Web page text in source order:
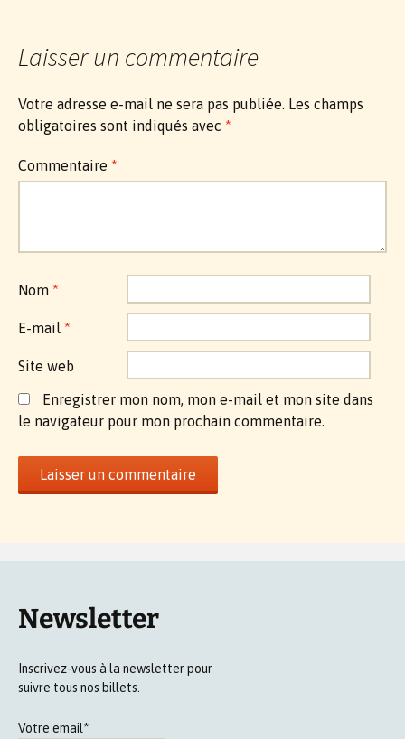
Laisser un commentaire
Votre adresse e-mail ne sera pas publiée. Les champs
obligatoires sont indiqués avec *
Commentaire *
Nom *
E-mail *
Site web
Enregistrer mon nom, mon e-mail et mon site dans
le navigateur pour mon prochain commentaire.
Newsletter
Inscrivez-vous à la newsletter pour
suivre tous nos billets.
Votre email*